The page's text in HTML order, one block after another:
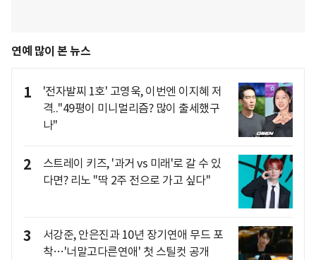
연예 많이 본 뉴스
1
'전자발찌 1호' 고영욱, 이번엔 이지혜 저
격.."49평이 미니멀리즘? 많이 출세했구
나"
2
스트레이 키즈, '과거 vs 미래'로 갈 수 있
다면? 리노 "딱 2주 전으로 가고 싶다"
3
서강준, 안은진과 10년 장기연애 무드 포
착…'너말고다른연애' 첫 스틸컷 공개